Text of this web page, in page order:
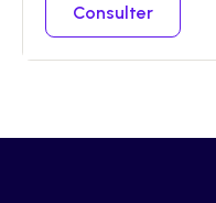
Consulter